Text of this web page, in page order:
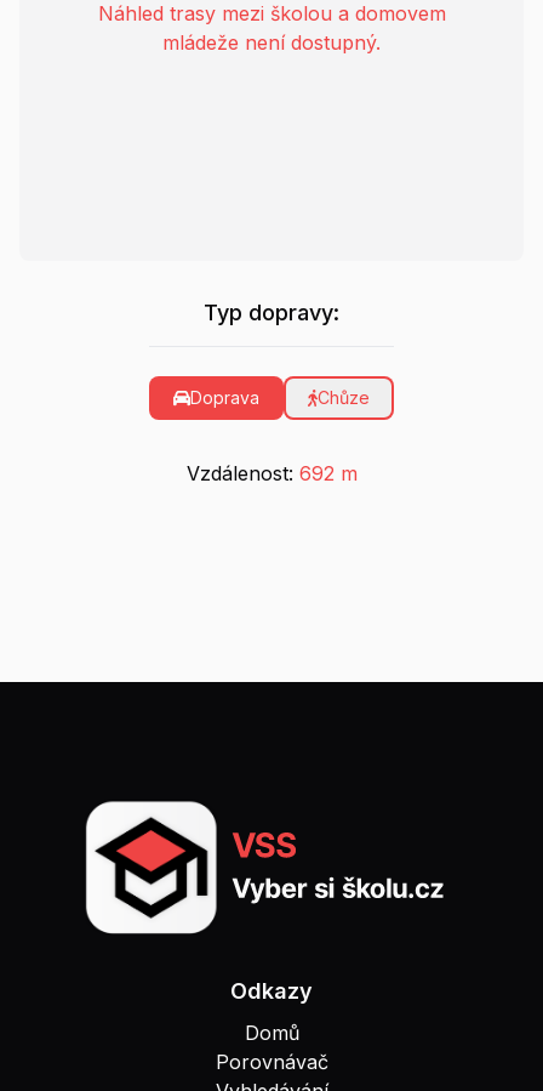
Náhled trasy mezi školou a domovem
mládeže není dostupný.
Typ dopravy:
Doprava Chůze
Vzdálenost: 692 m
Odkazy
Domů
Porovnávač